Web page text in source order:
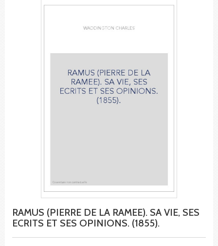
RAMUS (PIERRE DE LA RAMEE). SA VIE, SES
ECRITS ET SES OPINIONS. (1855).